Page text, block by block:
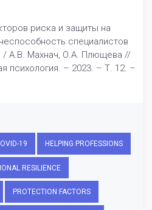
риска и защиты на
специалистов
А.В. Махнач, О.А. Плющева //
психология. – 2023. – Т. 12. –
19 HELPING PROFESSIONS
RESILIENCE
PROTECTION FACTORS